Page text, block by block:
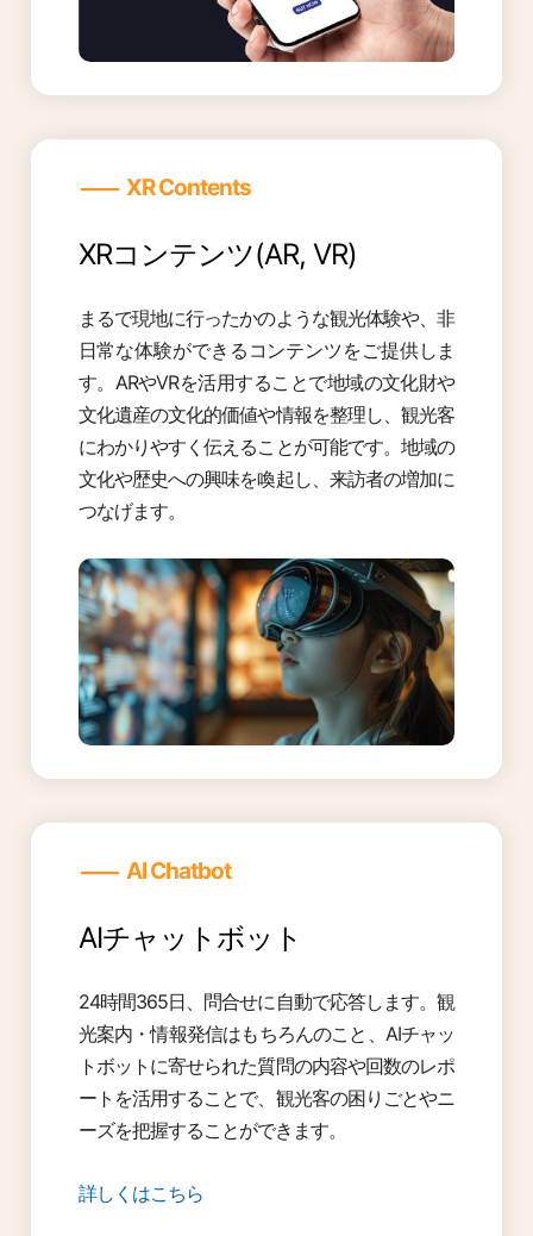
― XR Contents
XRコンテンツ(AR, VR)
まるで現地に行ったかのような観光体験や、非
日常な体験ができるコンテンツをご提供しま
す。ARやVRを活用することで地域の文化財や
文化遺産の文化的価値や情報を整理し、観光客
にわかりやすく伝えることが可能です。地域の
文化や歴史への興味を喚起し、来訪者の増加に
つなげます。
― AI Chatbot
AIチャットボット
24時間365日、問合せに自動で応答します。観
光案内・情報発信はもちろんのこと、AIチャッ
トボットに寄せられた質問の内容や回数のレポ
ートを活用することで、観光客の困りごとやニ
ーズを把握することができます。
詳しくはこちら